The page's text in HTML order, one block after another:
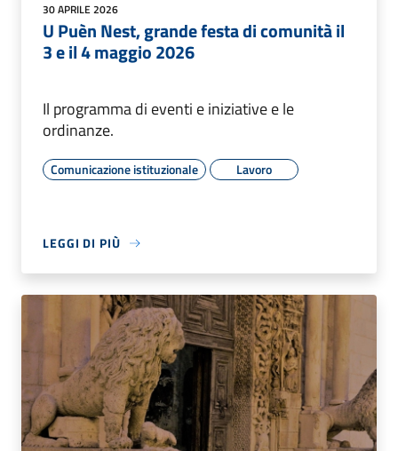
30 APRILE 2026
U Puèn Nest, grande festa di comunità il
3 e il 4 maggio 2026
Il programma di eventi e iniziative e le
ordinanze.
Comunicazione istituzionale Lavoro
LEGGI DI PIÙ